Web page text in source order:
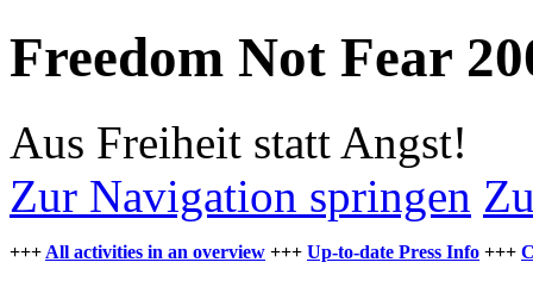
Freedom Not Fear
Aus Freiheit statt Angst!
Zur Navigation springen
+++ All activities in an overview +++ Up-to-date Press Info +++